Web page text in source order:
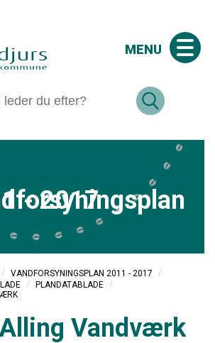
MENU
2011 - 2017
/ VANDFORSYNINGSPLAN 2011 - 2017
/
/ PLANDATABLADE
/
Vandværk